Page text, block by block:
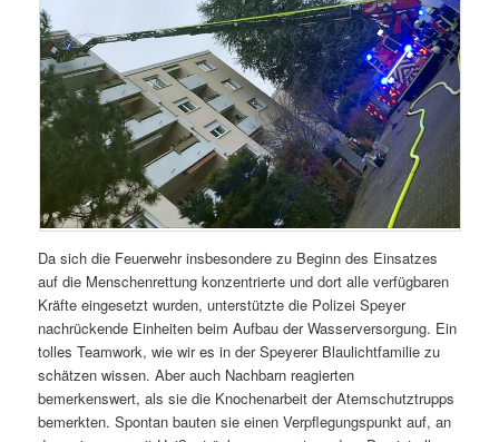
Da sich die Feuerwehr insbesondere zu Beginn des Einsatzes
auf die Menschenrettung konzentrierte und dort alle verfügbaren
Kräfte eingesetzt wurden, unterstützte die Polizei Speyer
nachrückende Einheiten beim Aufbau der Wasserversorgung. Ein
tolles Teamwork, wie wir es in der Speyerer Blaulichtfamilie zu
schätzen wissen. Aber auch Nachbarn reagierten
bemerkenswert, als sie die Knochenarbeit der Atemschutztrupps
bemerkten. Spontan bauten sie einen Verpflegungspunkt auf, an